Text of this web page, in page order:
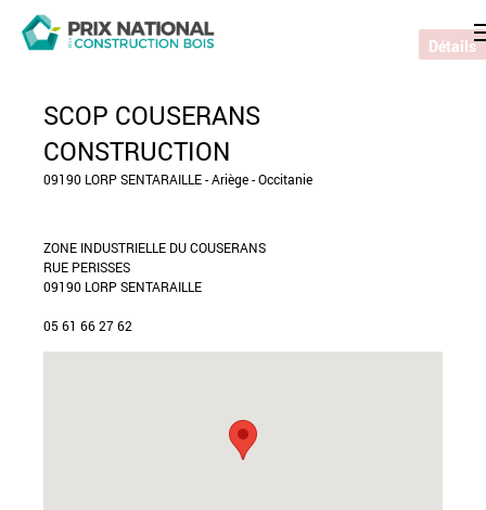
SCOP COUSERANS
CONSTRUCTION
09190 LORP SENTARAILLE - Ariège - Occitanie
ZONE INDUSTRIELLE DU COUSERANS
RUE PERISSES
09190 LORP SENTARAILLE
05 61 66 27 62
Détails